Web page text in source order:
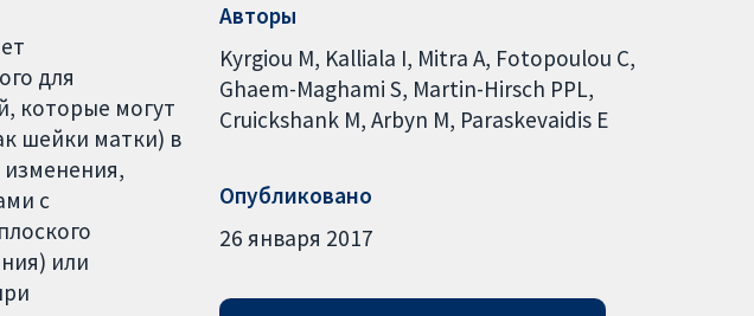
для
которые могут
шейки матки) в
с
или
Авторы
Kyrgiou M Kalliala I Mitra A Fotopoulou C
Ghaem-Maghami S Martin-Hirsch PPL
Cruickshank M Arbyn M Paraskevaidis E
Опубликовано
26 января 2017